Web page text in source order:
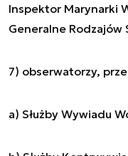
Inspektor Marynarki
Generalne Rodzajów
7) obserwatorzy,
a) Służby Wywiadu